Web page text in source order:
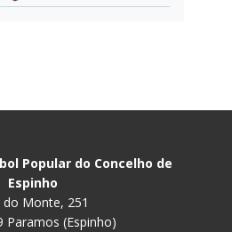
Popular do Concelho de
Espinho
do Monte, 251
Paramos (Espinho)